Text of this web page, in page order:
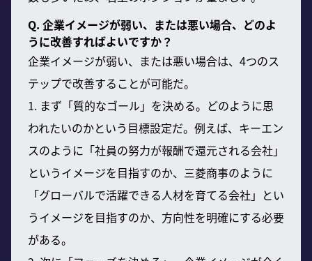
Q. 企業イメージが弱い、または悪い場合、どのよ
うに改善すればよいですか？
企業イメージが弱い、または悪い場合は、4つのス
テップで改善することが可能だ。
1. まず「質的なゴール」を決める。どのように思
われたいのかという目標設定だ。例えば、キーエン
スのように「社員の努力が報酬で還元される会社」
というイメージを目指すのか、三菱商事のように
「グローバルで活躍できる人材を育てる会社」とい
うイメージを目指すのか、方向性を明確にする必要
がある。